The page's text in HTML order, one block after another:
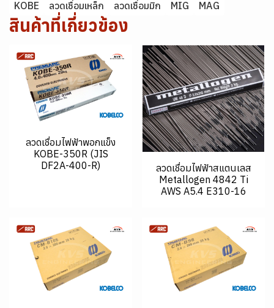
KOBE ลวดเชื่อมเหล็ก ลวดเชื่อมมิก MIG MAG
สินค้าที่เกี่ยวข้อง
ลวดเชื่อมไฟฟ้าพอกแข็ง
KOBE-350R (JIS
DF2A-400-R)
ลวดเชื่อมไฟฟ้าสแตนเลส
Metallogen 4842 Ti
AWS A5.4 E310-16